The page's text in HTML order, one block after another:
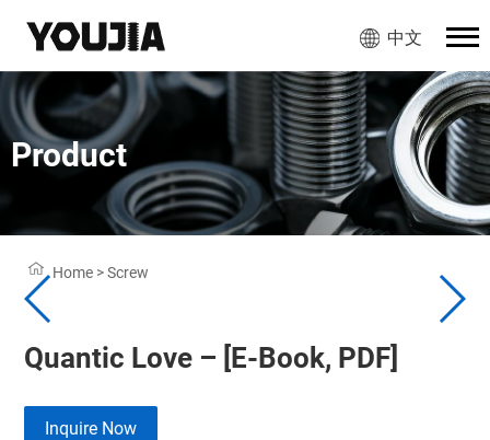
中文
Product
Home >Screw
Quantic Love – [E-Book, PDF]
Inquire Now